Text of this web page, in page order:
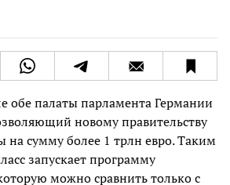
обе палаты парламента Германии
новому правительству
на сумму более 1 трлн евро. Таким
запускает программу
можно сравнить только с